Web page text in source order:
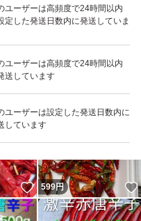
ユーザーは高頻度で24時間以内
定した発送日数内に発送していま
ユーザーは高頻度で24時間以内
送しています
ユーザーは設定した発送日数内に
しています
いいね！
780
いいね！
599円